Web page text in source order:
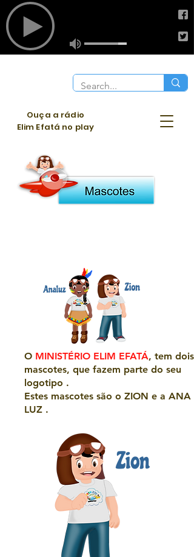
Ouça a rádio
Elim Efatá no play
O MINISTÉRIO ELIM EFATÁ, tem dois
mascotes, que fazem parte do seu
logotipo .
Estes mascotes são o ZION e a ANA
LUZ .